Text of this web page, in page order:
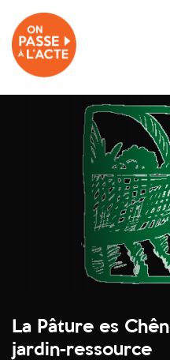
La Pâture es
jardin-ressource